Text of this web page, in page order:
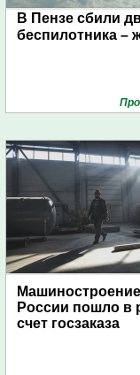
В Пензе сбили
беспилотника –
России пошло в
счет госзаказа